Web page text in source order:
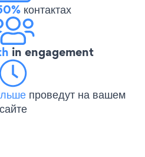
контактах
in engagement
проведут на вашем
сайте